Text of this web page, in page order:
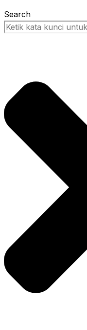
Search